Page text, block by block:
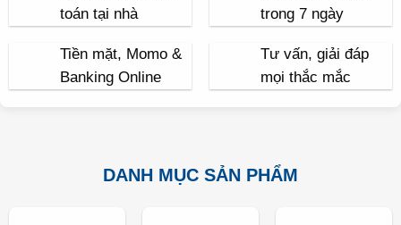
toán tại nhà
trong 7 ngày
Tiền mặt, Momo &
Banking Online
Tư vấn, giải đáp
mọi thắc mắc
DANH MỤC SẢN PHẨM